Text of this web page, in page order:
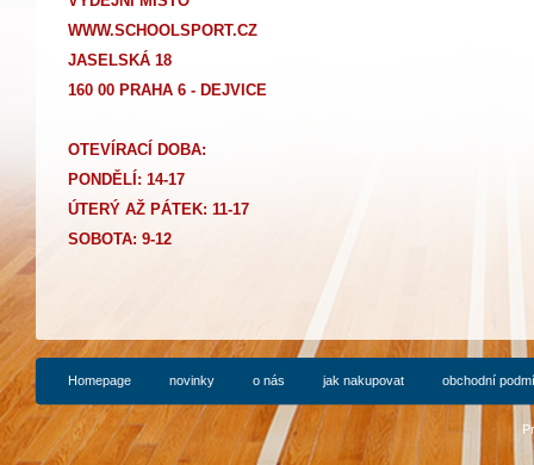
WWW.SCHOOLSPORT.CZ
JASELSKÁ 18
160 00 PRAHA 6 - DEJVICE
OTEVÍRACÍ DOBA:
PONDĚLÍ: 14-17
ÚTERÝ AŽ PÁTEK: 11-17
SOBOTA: 9-12
Homepage novinky o nás jak nakupovat obchodní